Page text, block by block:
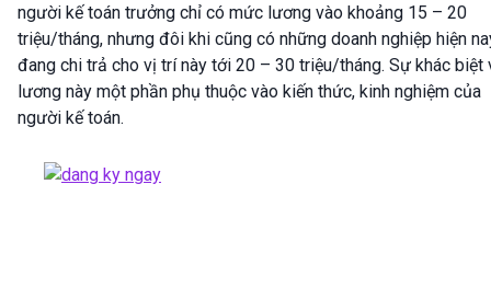
người kế toán trưởng chỉ có mức lương vào khoảng 15 – 20
triệu/tháng, nhưng đôi khi cũng có những doanh nghiệp hiện
đang chi trả cho vị trí này tới 20 – 30 triệu/tháng. Sự khác biệt
lương này một phần phụ thuộc vào kiến thức, kinh nghiệm của
người kế toán.